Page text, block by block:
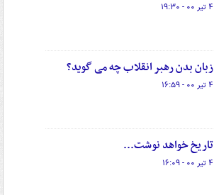
۴ تیر ۰۰ - ۱۹:۳۰
زبان بدن رهبر انقلاب چه می گوید؟
۴ تیر ۰۰ - ۱۶:۵۹
تاریخ خواهد نوشت...
۴ تیر ۰۰ - ۱۶:۰۹